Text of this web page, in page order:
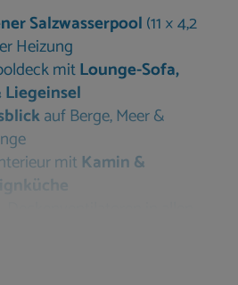
Salzwasserpool(11 × 4,2
Heizung
mitLounge-Sofa,
Liegeinsel
auf Berge, Meer &
mit Kamin &